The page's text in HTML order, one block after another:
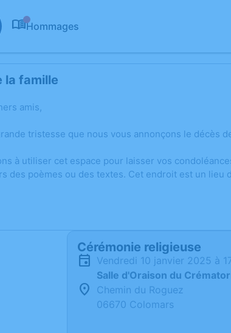
Hommages
la famille
amis,
tristesse que nous vous annonçons le décès
à utiliser cet espace pour laisser vos
des poèmes ou des textes. Cet endroit est un lieu
Cérémonie religieuse
vendredi 10 janvier 2025 à
Salle d'Oraison du
Chemin du Roguez
06670 Colomars